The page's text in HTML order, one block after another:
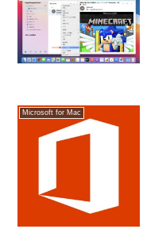
Microsoft for Mac